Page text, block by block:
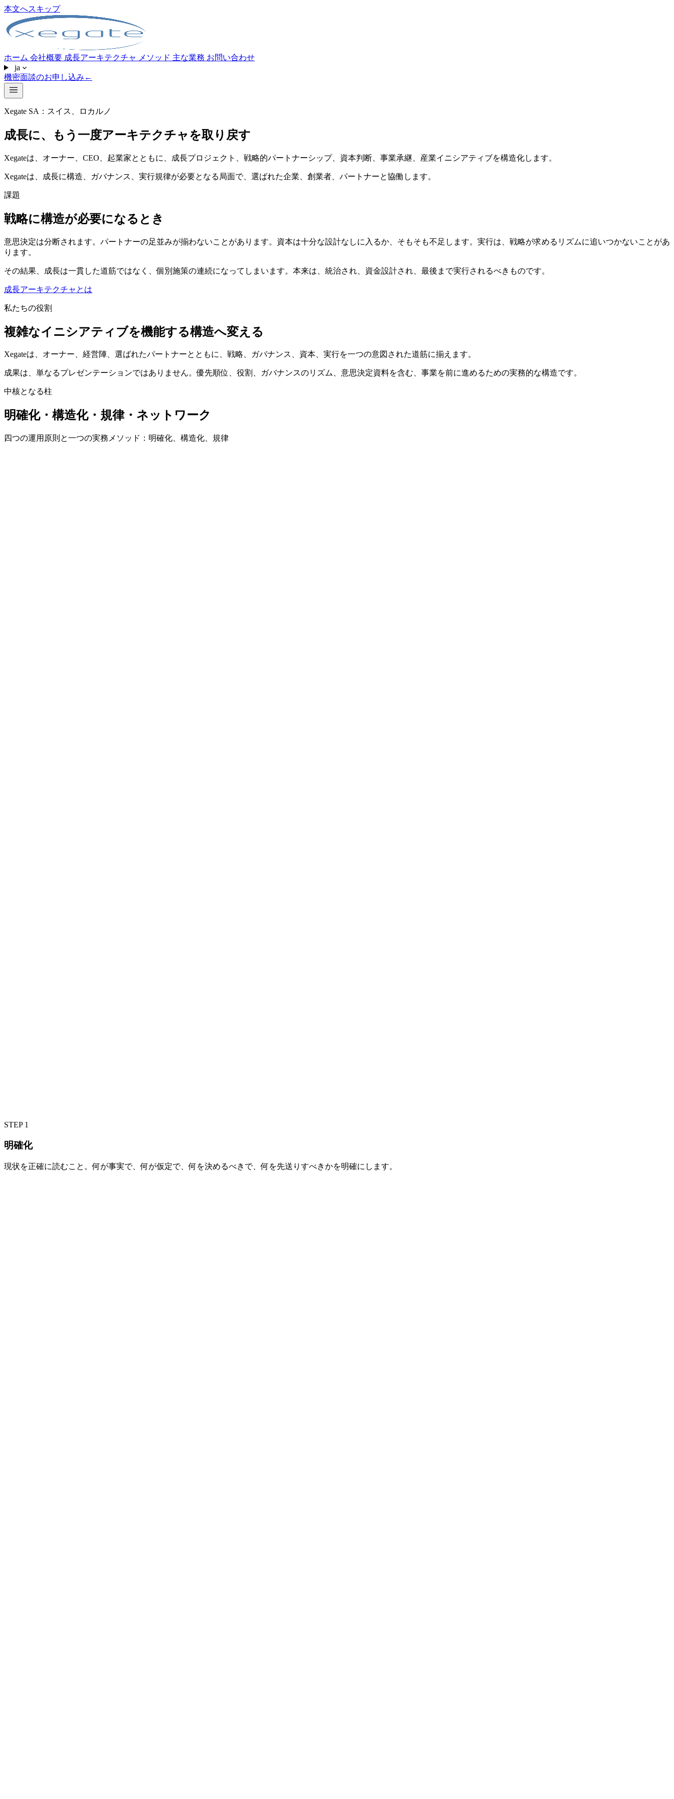
本文へスキップ
ホーム 会社概要 成長アーキテクチャ メソッド 主な業務 お問い合わせ
ja
機密面談のお申し込み ←
Xegate SA：スイス、ロカルノ
成長に、もう一度アーキテクチャを取り戻す
Xegateは、オーナー、CEO、起業家とともに、成長プロジェクト、戦略的パートナーシップ、資本判断、事業承継、産業イニシアティブを構造化します。
Xegateは、成長に構造、ガバナンス、実行規律が必要となる局面で、選ばれた企業、創業者、パートナーと協働します。
課題
戦略に構造が必要になるとき
意思決定は分断されます。パートナーの足並みが揃わないことがあります。資本は十分な設計なしに入るか、そもそも不足します。実行は、戦略が求めるリズムに追いつかないことがあ
ります。
その結果、成長は一貫した道筋ではなく、個別施策の連続になってしまいます。本来は、統治され、資金設計され、最後まで実行されるべきものです。
成長アーキテクチャとは
私たちの役割
複雑なイニシアティブを機能する構造へ変える
Xegateは、オーナー、経営陣、選ばれたパートナーとともに、戦略、ガバナンス、資本、実行を一つの意図された道筋に揃えます。
成果は、単なるプレゼンテーションではありません。優先順位、役割、ガバナンスのリズム、意思決定資料を含む、事業を前に進めるための実務的な構造です。
中核となる柱
明確化・構造化・規律・ネットワーク
四つの運用原則と一つの実務メソッド：明確化、構造化、規律
STEP 1
明確化
現状を正確に読むこと。何が事実で、何が仮定で、何を決めるべきで、何を先送りすべきかを明確にします。